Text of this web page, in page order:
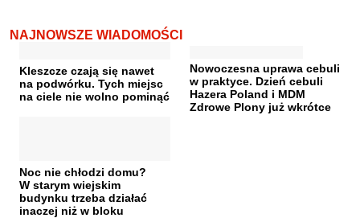
NAJNOWSZE WIADOMOŚCI
Kleszcze czają się nawet
na podwórku. Tych miejsc
na ciele nie wolno pominąć
Nowoczesna uprawa cebuli
w praktyce. Dzień cebuli
Hazera Poland i MDM
Zdrowe Plony już wkrótce
Noc nie chłodzi domu?
W starym wiejskim
budynku trzeba działać
inaczej niż w bloku